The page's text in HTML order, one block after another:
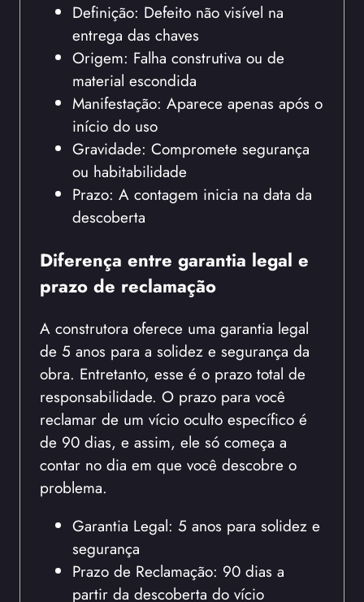
Definição: Defeito não visível na
entrega das chaves
Origem: Falha construtiva ou de
material escondida
Manifestação: Aparece apenas após o
início do uso
Gravidade: Compromete segurança
ou habitabilidade
Prazo: A contagem inicia na data da
descoberta
Diferença entre garantia legal e
prazo de reclamação
A construtora oferece uma garantia legal
de 5 anos para a solidez e segurança da
obra. Entretanto, esse é o prazo total de
responsabilidade. O prazo para você
reclamar de um vício oculto específico é
de 90 dias, e assim, ele só começa a
contar no dia em que você descobre o
problema.
Garantia Legal: 5 anos para solidez e
segurança
Prazo de Reclamação: 90 dias a
partir da descoberta do vício